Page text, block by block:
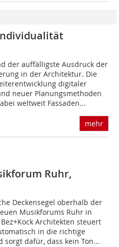
der auffälligste Ausdruck der
in der Architektur. Die
digitaler
neuer Planungsmethoden
weltweit Fassaden...
mehr
Ruhr,
Deckensegel oberhalb der
Musikforums Ruhr in
Architekten steuert
in die richtige
sorgt dafür, dass kein Ton...